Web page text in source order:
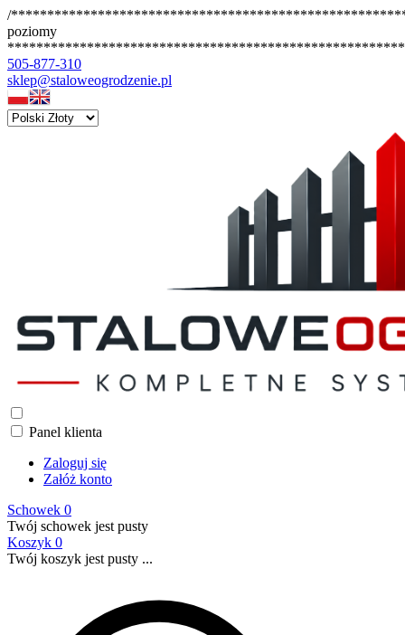
/
poziomy
505-877-310
sklep@staloweogrodzenie.pl
Panel klienta
Zaloguj się
Załóż konto
Schowek 0
Twój schowek jest pusty
Koszyk 0
Twój koszyk jest pusty ...